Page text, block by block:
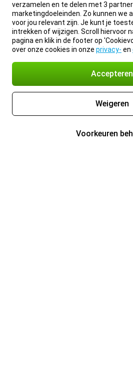
verzamelen en te delen met 3
marketingdoeleinden. Zo kunnen we
voor jou relevant zijn. Je kunt je
intrekken of wijzigen. Scroll hiervoor
pagina en klik in de footer op
over onze cookies in onze privacy- en
Accepteren
Weigeren
Voorkeuren